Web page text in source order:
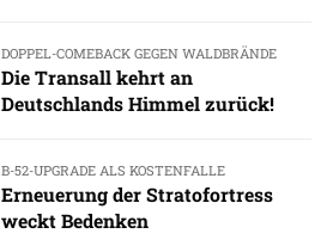
DOPPEL-COMEBACK GEGEN WALDBRÄNDE
Die Transall kehrt an
Deutschlands Himmel zurück!
B-52-UPGRADE ALS KOSTENFALLE
Erneuerung der Stratofortress
weckt Bedenken